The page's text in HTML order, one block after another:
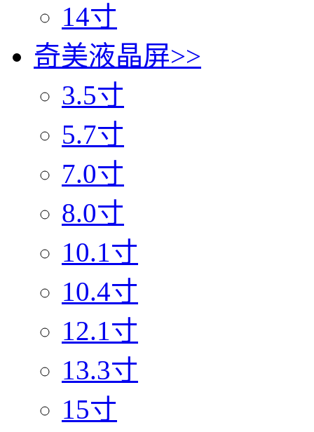
14寸
奇美液晶屏>>
3.5寸
5.7寸
7.0寸
8.0寸
10.1寸
10.4寸
12.1寸
13.3寸
15寸